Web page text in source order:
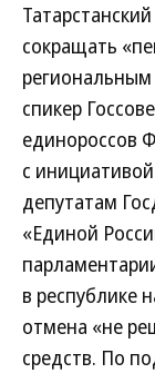
сокращать
спикер
единороссов
с
депутатам
«Единой
в республике
отмена «не
средств. По